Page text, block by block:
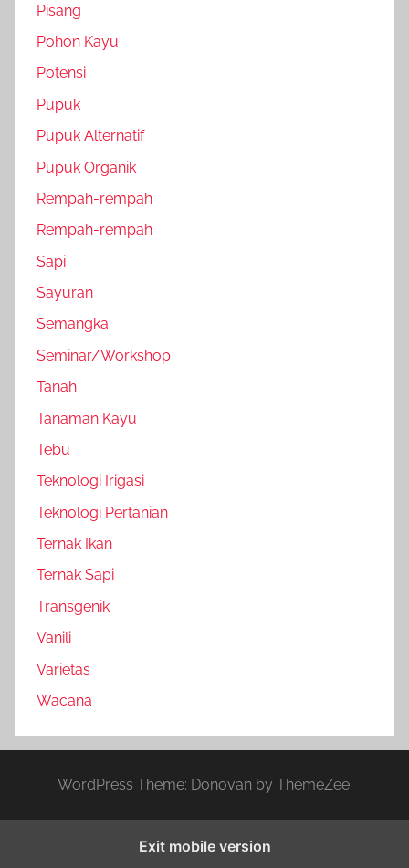
Pisang
Pohon Kayu
Potensi
Pupuk
Pupuk Alternatif
Pupuk Organik
Rempah-rempah
Rempah-rempah
Sapi
Sayuran
Semangka
Seminar/Workshop
Tanah
Tanaman Kayu
Tebu
Teknologi Irigasi
Teknologi Pertanian
Ternak Ikan
Ternak Sapi
Transgenik
Vanili
Varietas
Wacana
WordPress Theme: Donovan by ThemeZee.
Exit mobile version